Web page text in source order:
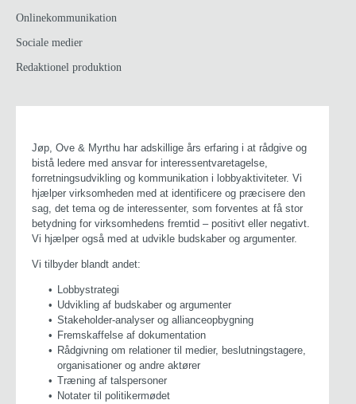
Onlinekommunikation
Sociale medier
Redaktionel produktion
Jøp, Ove & Myrthu har adskillige års erfaring i at rådgive og
bistå ledere med ansvar for interessentvaretagelse,
forretningsudvikling og kommunikation i lobbyaktiviteter. Vi
hjælper virksomheden med at identificere og præcisere den
sag, det tema og de interessenter, som forventes at få stor
betydning for virksomhedens fremtid – positivt eller negativt.
Vi hjælper også med at udvikle budskaber og argumenter.
Vi tilbyder blandt andet:
Lobbystrategi
Udvikling af budskaber og argumenter
Stakeholder-analyser og allianceopbygning
Fremskaffelse af dokumentation
Rådgivning om relationer til medier, beslutningstagere,
organisationer og andre aktører
Træning af talspersoner
Notater til politikermødet